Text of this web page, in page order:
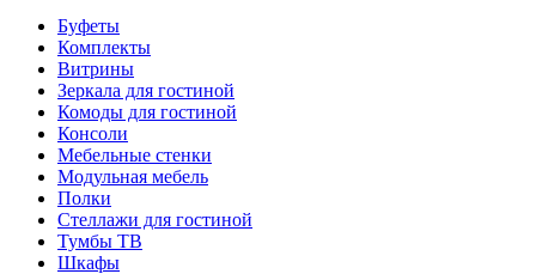
Буфеты
Комплекты
Витрины
Зеркала для гостиной
Комоды для гостиной
Консоли
Мебельные стенки
Модульная мебель
Полки
Стеллажи для гостиной
Тумбы ТВ
Шкафы